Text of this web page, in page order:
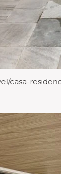
casa-